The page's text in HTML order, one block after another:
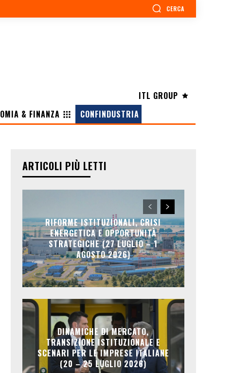
CERCA
ITL GROUP
& FINANZA CONFINDUSTRIA
ARTICOLI PIÙ LETTI
RIFORME ISTITUZIONALI, CRISI
ENERGETICA E OPPORTUNITÀ
STRATEGICHE (27 LUGLIO – 1
AGOSTO 2026)
DINAMICHE DI MERCATO,
TRANSIZIONE ISTITUZIONALE E
SCENARI PER LE IMPRESE ITALIANE
(20 – 25 LUGLIO 2026)